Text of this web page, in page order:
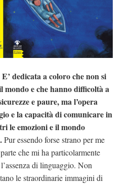
E’ dedicata a coloro che non si
mondo e che hanno difficoltà a
e paure, ma l’opera
e la capacità di comunicare in
le emozioni e il mondo
Pur essendo forse strano per me
che mi ha particolarmente
di linguaggio. Non
le straordinarie immagini di